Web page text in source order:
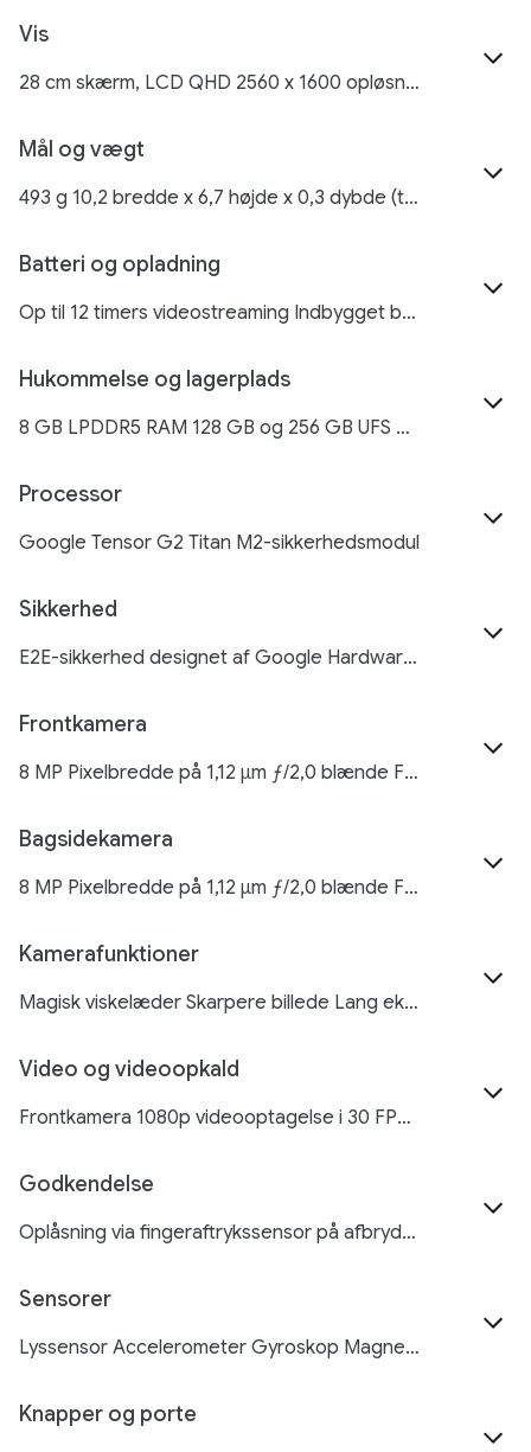
Vis
28 cm skærm, LCD QHD 2560 x 1600 opløsning Pixeltæthed på 700 pixels pr. cm 16:10-format 500 nits15 lysstyrke (typisk) Overflade, der beskytter mod snavs Touchskærm Understøtter USI 2.0-styluspenne Fuld dybde på 24 bit med 16 millioner farver
Mål og vægt
493 g 10,2 bredde x 6,7 højde x 0,3 dybde (tommer) 258 bredde x 169 højde x 8,1 dybde (mm)
Batteri og opladning
Op til 12 timers videostreaming Indbygget batteri med kapacitet på 27 watt-timer Opladning via opladerstationen med højttaler (inkluderet) eller USB-C®-oplader (sælges separat)
Hukommelse og lagerplads
8 GB LPDDR5 RAM 128 GB og 256 GB UFS 3.1-lagerplads
Processor
Google Tensor G2 Titan M2-sikkerhedsmodul
Sikkerhed
E2E-sikkerhed designet af Google Hardwaresikkerhed i flere lag: Tensor-sikkerhedskerne, certificeret Titan M2-sikkerhedschip og Trusty (Trusted Execution Environment) Sikkerhedsopdateringer i mindst 5 år Anti-phishing- og anti-malware-beskyttelse Automatiske sikkerhedskontroller og privatlivsindstillinger med Sikkerhedscenter Kamera og mikrofon kan slås til/fra Private Compute Core Android System Intelligence Android-backupkryptering Få flere oplysninger på g.co/privacy og g.co/pixel/certifications
Frontkamera
8 MP Pixelbredde på 1,12 μm ƒ/2,0 blænde Fast fokus Synsfelt på 84° 1/4" billedsensorstørrelse
Bagsidekamera
8 MP Pixelbredde på 1,12 μm ƒ/2,0 blænde Fast fokus Synsfelt på 84° 1/4" billedsensorstørrelse
Kamerafunktioner
Magisk viskelæder Skarpere billede Lang eksponeringstid Panorama Manuel hvidbalance Låst mappe Mørkelinse Bedre billede Portrættilstand (kun frontkamera) Portrætlys Kendte ansigter Live HDR+ Trinvis billedindstilling
Video og videoopkald
Frontkamera 1080p videooptagelse i 30 FPS Bagsidekamera 1080p videooptagelse i 30 FPS Google Meet følger med Zoom, WhatsApp og andre er tilgængelige i Google Play Videostabilisering Live HDR+ Automatisk timelapse Taleforstærker Videoformater: HEVC (H.265) og AVC (H.264)
Godkendelse
Oplåsning via fingeraftrykssensor på afbryderknap Mønster, pinkode, adgangskode
Sensorer
Lyssensor Accelerometer Gyroskop Magnetometer Hall-sensor
Knapper og porte